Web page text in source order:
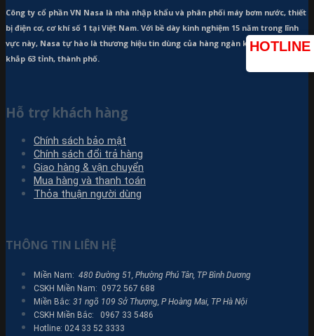
Công ty cổ phần VN Nasa là nhà nhập khẩu và phân phối máy bơm nước, thiết
bị điện cơ, cơ khí số 1 tại Việt Nam. Với bề dày kinh nghiệm 15 năm trong lĩnh
vực này, Nasa tự hào là thương hiệu tin dùng của hàng ngàn khách hàng trên
khắp 63 tỉnh, thành phố.
Hỗ trợ khách hàng
Chính sách bảo mật
Chính sách đổi trả hàng
Giao hàng & vận chuyển
Mua hàng và thanh toán
Thỏa thuận người dùng
THÔNG TIN LIÊN HỆ
Miền Nam: 480 Đường 51, Phường Phú Tân, TP Bình Dương
CSKH Miền Nam: 0972 567 688
Miền Bắc: 31 ngõ 109 Sở Thượng, P Hoàng Mai, TP Hà Nội
CSKH Miền Bắc: 0967 33 5486
Hotline: 024 33 52 3333
HOTLINE